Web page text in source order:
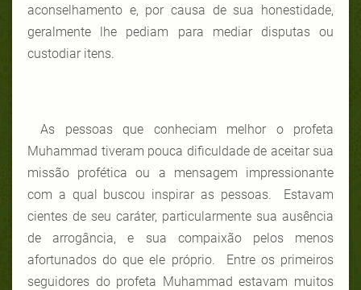
aconselhamento e, por causa de sua honestidade,
geralmente lhe pediam para mediar disputas ou
custodiar itens.
As pessoas que conheciam melhor o profeta
Muhammad tiveram pouca dificuldade de aceitar sua
missão profética ou a mensagem impressionante
com a qual buscou inspirar as pessoas. Estavam
cientes de seu caráter, particularmente sua ausência
de arrogância, e sua compaixão pelos menos
afortunados do que ele próprio. Entre os primeiros
seguidores do profeta Muhammad estavam muitos